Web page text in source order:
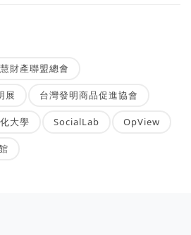
財產聯盟總會
展 台灣發明商品促進協會
大學 SocialLab OpView